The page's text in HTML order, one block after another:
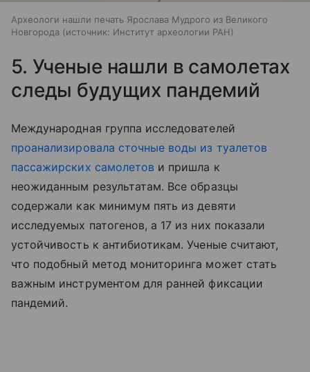
Археологи нашли печать Ярослава Мудрого из Великого
Новгорода
источник: Институт археологии РАН
5. Ученые нашли в самолетах
следы будущих пандемий
Международная группа исследователей
проанализировала сточные воды из туалетов
пассажирских самолетов и пришла к
неожиданным результатам. Все образцы
содержали как минимум пять из девяти
исследуемых патогенов, а 17 из них показали
устойчивость к антибиотикам. Ученые считают,
что подобный метод мониторинга может стать
важным инструментом для ранней фиксации
пандемий.